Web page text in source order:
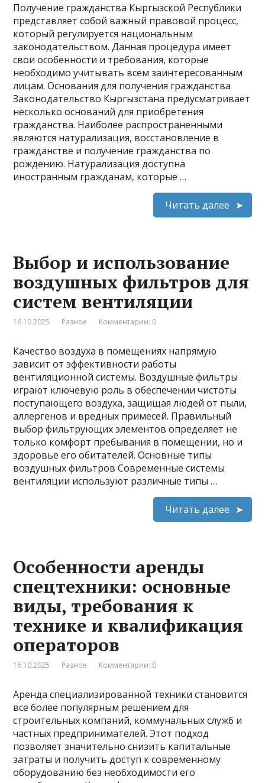
Получение гражданства Кыргызской Республики
представляет собой важный правовой процесс,
который регулируется национальным
законодательством. Данная процедура имеет
свои особенности и требования, которые
необходимо учитывать всем заинтересованным
лицам. Основания для получения гражданства
Законодательство Кыргызстана предусматривает
несколько оснований для приобретения
гражданства. Наиболее распространенными
являются натурализация, восстановление в
гражданстве и получение гражданства по
рождению. Натурализация доступна
иностранным гражданам, которые …
Читать далее
Выбор и использование
воздушных фильтров для
систем вентиляции
16.10.2025 Разное Комментарии: 0
Качество воздуха в помещениях напрямую
зависит от эффективности работы
вентиляционной системы. Воздушные фильтры
играют ключевую роль в обеспечении чистоты
поступающего воздуха, защищая людей от пыли,
аллергенов и вредных примесей. Правильный
выбор фильтрующих элементов определяет не
только комфорт пребывания в помещении, но и
здоровье его обитателей. Основные типы
воздушных фильтров Современные системы
вентиляции используют различные типы …
Читать далее
Особенности аренды
спецтехники: основные
виды, требования к
технике и квалификация
операторов
16.10.2025 Разное Комментарии: 0
Аренда специализированной техники становится
все более популярным решением для
строительных компаний, коммунальных служб и
частных предпринимателей. Этот подход
позволяет значительно снизить капитальные
затраты и получить доступ к современному
оборудованию без необходимости его